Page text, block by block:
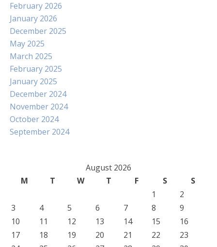
February 2026
January 2026
December 2025
May 2025
March 2025
February 2025
January 2025
December 2024
November 2024
October 2024
September 2024
August 2026
M
T W T F S
S
1
2
3
4 5 6 7 8
9
10
11 12 13 14 15
16
17
18 19 20 21 22
23